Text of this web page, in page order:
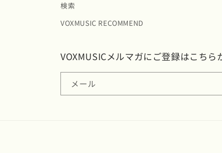
検索
VOXMUSIC RECOMMEND
VOXMUSICメルマガにご登録はこちら
メール